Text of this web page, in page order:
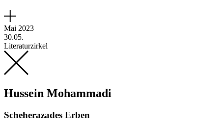
Mai 2023
30.05.
Literaturzirkel
Hussein Mohammadi
Scheherazades Erben